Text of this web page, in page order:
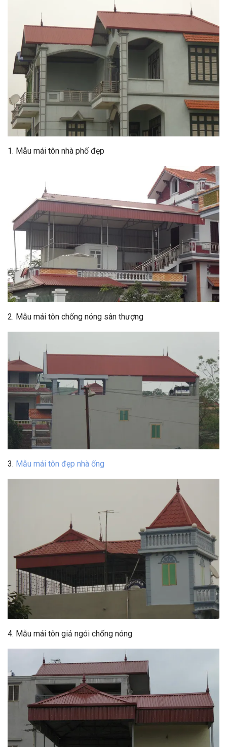
1. Mẫu mái tôn nhà phố đẹp
2. Mẫu mái tôn chống nóng sân thượng
3. Mẫu mái tôn đẹp nhà ống
4. Mẫu mái tôn giả ngói chống nóng